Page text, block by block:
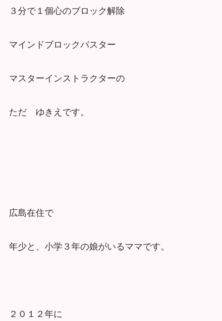
３分で１個心のブロック解除
マインドブロックバスター
マスターインストラクターの
ただ ゆきえです。
広島在住で
年少と、小学３年の娘がいるママです。
２０１２年に